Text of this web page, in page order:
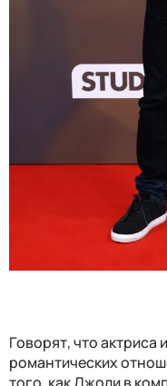
Говорят, что актриса
романтических